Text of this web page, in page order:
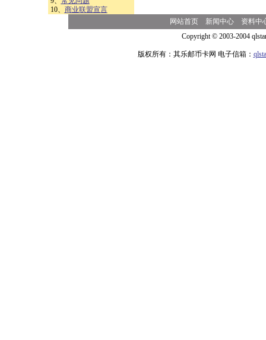
10、 商业联盟宣言
网站首页 新闻中心
资料中
Copyright © 2003-2004
版权所有：其乐邮币卡网 电子信箱：